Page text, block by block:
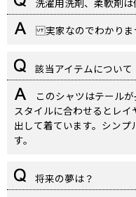
実家なのでわかりま
該当アイテムについて
このシャツはテール
スタイルに合わせるとレ
出して着ています。シン
す。
将来の夢は？